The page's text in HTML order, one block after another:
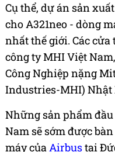
Cụ thể, dự án sản
cho A321neo - dòng
nhất thế giới. Các
công ty MHI Việt
Công Nghiệp nặng
Industries-MHI) Nhật
Những sản phẩm
Nam sẽ sớm được
máy củaAirbustại